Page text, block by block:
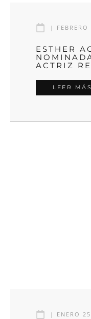
|
ESTHER
ACTRIZ
LEER MÁS
| ENERO